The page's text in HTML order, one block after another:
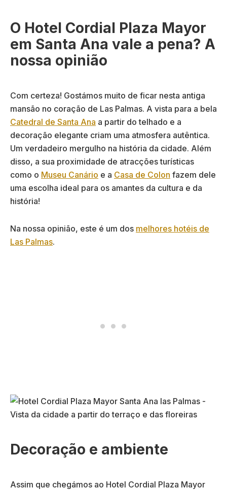
O Hotel Cordial Plaza Mayor
em Santa Ana vale a pena? A
nossa opinião
Com certeza! Gostámos muito de ficar nesta antiga
mansão no coração de Las Palmas. A vista para a bela
Catedral de Santa Ana a partir do telhado e a
decoração elegante criam uma atmosfera autêntica.
Um verdadeiro mergulho na história da cidade. Além
disso, a sua proximidade de atracções turísticas
como o Museu Canário e a Casa de Colon fazem dele
uma escolha ideal para os amantes da cultura e da
história!
Na nossa opinião, este é um dos melhores hotéis de
Las Palmas.
Decoração e ambiente
Assim que chegámos ao Hotel Cordial Plaza Mayor